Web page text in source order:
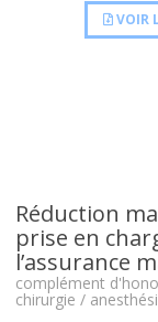
VOIR
Réduction
prise en
l’assurance
complément
chirurgie /